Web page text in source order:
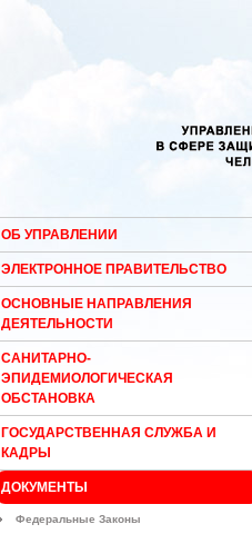
ОБ УПРАВЛЕНИИ
ЭЛЕКТРОННОЕ ПРАВИТЕЛЬСТВО
ОСНОВНЫЕ НАПРАВЛЕНИЯ
ДЕЯТЕЛЬНОСТИ
САНИТАРНО-
ЭПИДЕМИОЛОГИЧЕСКАЯ
ОБСТАНОВКА
ГОСУДАРСТВЕННАЯ СЛУЖБА И
КАДРЫ
ДОКУМЕНТЫ
Федеральные Законы